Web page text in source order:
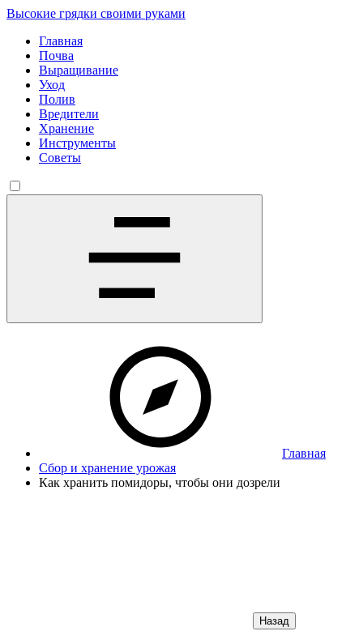
Высокие грядки своими руками
Главная
Почва
Выращивание
Уход
Полив
Вредители
Хранение
Инструменты
Советы
Главная
Сбор и хранение урожая
Как хранить помидоры, чтобы они дозрели
Назад